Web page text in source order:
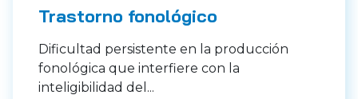
Trastorno fonológico
Dificultad persistente en la producción
fonológica que interfiere con la
inteligibilidad del...